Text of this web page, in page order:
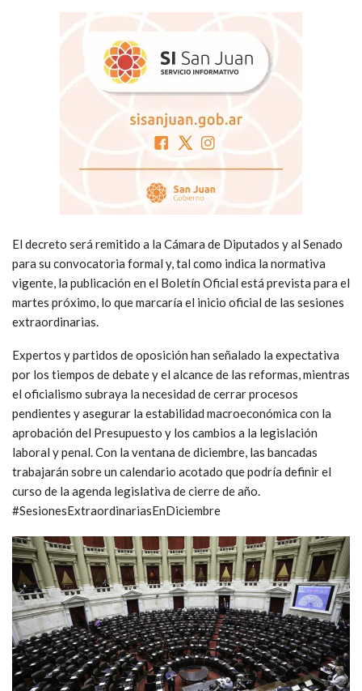
El decreto será remitido a la Cámara de Diputados y al Senado
para su convocatoria formal y, tal como indica la normativa
vigente, la publicación en el Boletín Oficial está prevista para el
martes próximo, lo que marcaría el inicio oficial de las sesiones
extraordinarias.
Expertos y partidos de oposición han señalado la expectativa
por los tiempos de debate y el alcance de las reformas, mientras
el oficialismo subraya la necesidad de cerrar procesos
pendientes y asegurar la estabilidad macroeconómica con la
aprobación del Presupuesto y los cambios a la legislación
laboral y penal. Con la ventana de diciembre, las bancadas
trabajarán sobre un calendario acotado que podría definir el
curso de la agenda legislativa de cierre de año.
#SesionesExtraordinariasEnDiciembre